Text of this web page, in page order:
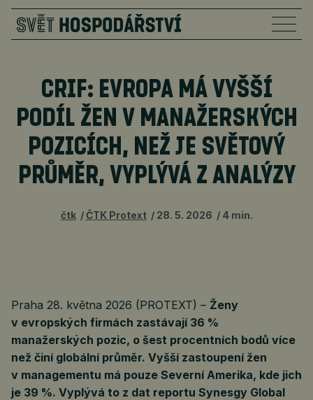
CRIF: EVROPA MÁ VYŠŠÍ
PODÍL ŽEN V MANAŽERSKÝCH
POZICÍCH, NEŽ JE SVĚTOVÝ
PRŮMĚR, VYPLÝVÁ Z ANALÝZY
čtk ČTK Protext 28. 5. 2026 4 min.
Praha 28. května 2026 (PROTEXT) – Ženy
v evropských firmách zastávají 36 %
manažerských pozic, o šest procentních bodů více
než činí globální průměr. Vyšší zastoupení žen
v managementu má pouze Severní Amerika, kde jich
je 39 %. Vyplývá to z dat reportu Synesgy Global